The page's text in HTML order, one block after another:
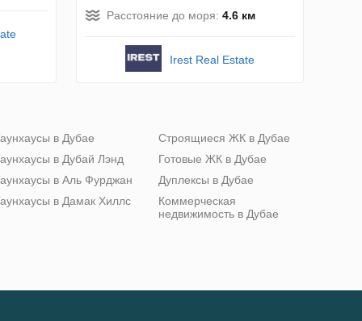
Расстояние до моря: 4.6 км
Irest Real Estate
в Дубае
в Дубай Лэнд
в Аль Фурджан
в Дамак Хиллс
Строящиеся ЖК в Дубае
Готовые ЖК в Дубае
Дуплексы в Дубае
Коммерческая
недвижимость в Дубае